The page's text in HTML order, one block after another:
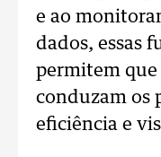
e ao
dados, essas
permitem que
conduzam os
eficiência e